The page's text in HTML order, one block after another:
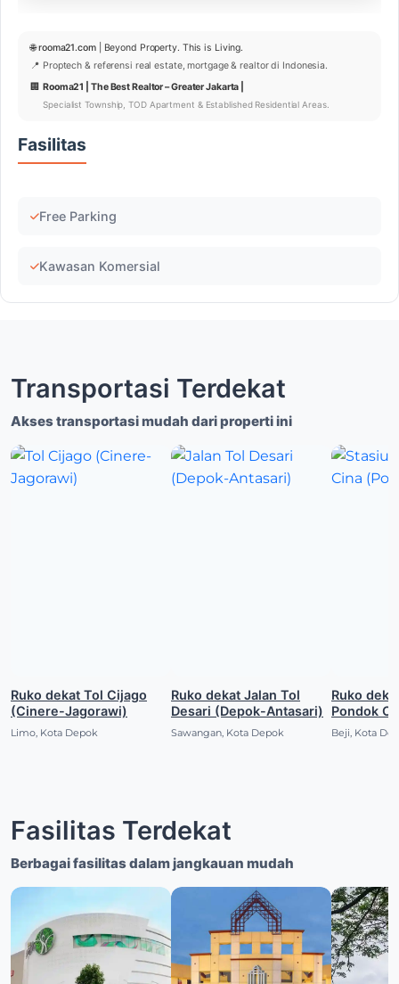
🌐rooma21.com| Beyond Property. This is Living.
📍 Proptech & referensi real estate, mortgage & realtor di Indonesia.
🏢 Rooma21 | The Best Realtor – Greater Jakarta |
Specialist Township, TOD Apartment & Established Residential Areas.
Fasilitas
Free Parking
Kawasan Komersial
Transportasi Terdekat
Akses transportasi mudah dari properti ini
Ruko dekat Tol Cijago
(Cinere-Jagorawi)
Limo, Kota Depok
Ruko dekat Jalan Tol
Desari (Depok-Antasari)
Sawangan, Kota Depok
Ruko dekat Stasiun
Pondok
Beji, Kota
Fasilitas Terdekat
Berbagai fasilitas dalam jangkauan mudah